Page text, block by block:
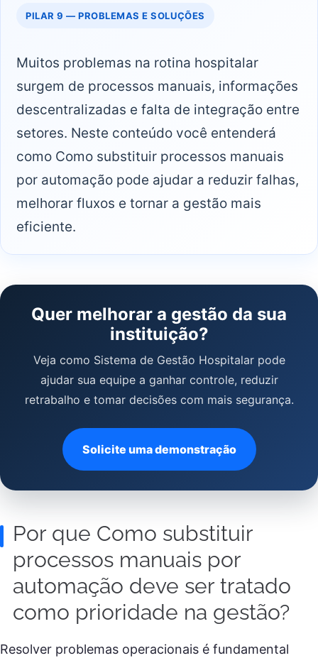
PILAR 9 — PROBLEMAS E SOLUÇÕES
Muitos problemas na rotina hospitalar
surgem de processos manuais, informações
descentralizadas e falta de integração entre
setores. Neste conteúdo você entenderá
como Como substituir processos manuais
por automação pode ajudar a reduzir falhas,
melhorar fluxos e tornar a gestão mais
eficiente.
Quer melhorar a gestão da sua
instituição?
Veja como Sistema de Gestão Hospitalar pode
ajudar sua equipe a ganhar controle, reduzir
retrabalho e tomar decisões com mais segurança.
Solicite uma demonstração
Por que Como substituir
processos manuais por
automação deve ser tratado
como prioridade na gestão?
Resolver problemas operacionais é fundamental